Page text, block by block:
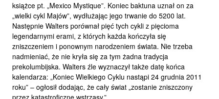
książce pt. „Mexico Mystique”. Koniec baktuna uznał on za
„wielki cykl Majów”, wydłużając jego trwanie do 5200 lat.
Następnie Walters porównał pięć tych cykli z pięcioma
legendarnymi erami, z których każda kończyła się
zniszczeniem i ponownym narodzeniem świata. Nie trzeba
nadmieniać, że nie kryła się za tym żadna tradycja
prekolumbijska. Walters źle wyznaczył także datę końca
kalendarza: „Koniec Wielkiego Cyklu nastąpi 24 grudnia 2011
roku” – ogłosił dodając, że cały świat „zostanie zniszczony
przez katastroficzne wstrząsy.”